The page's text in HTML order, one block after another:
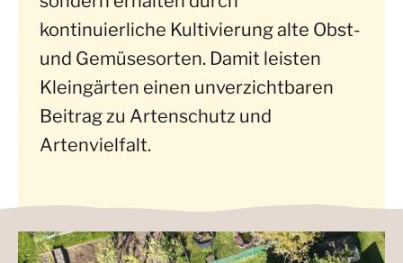
kontinuierliche Kultivierung alte Obst-
und Gemüsesorten. Damit leisten
Kleingärten einen unverzichtbaren
Beitrag zu Artenschutz und
Artenvielfalt.